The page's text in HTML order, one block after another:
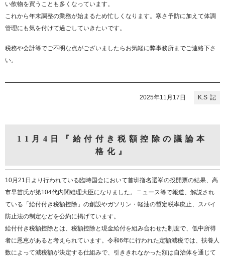
い飲物を買うことも多くなっています。
これから年末調整の業務が始まるため忙しくなります。寒さ予防に加えて体調
管理にも気を付けて過ごしていきたいです。
税務や会計等でご不明な点がございましたらお気軽に弊事務所までご連絡下さ
い。
K.S
2025年11月17日
11月4日『給付付き税額控除の議論本
格化』
10月21日より行われている臨時国会において首班指名選挙の投開票の結果、高
市早苗氏が第104代内閣総理大臣になりました。ニュース等で報道、解説され
ている「給付付き税額控除」の創設やガソリン・軽油の暫定税率廃止、スパイ
防止法の制定などを公約に掲げています。
給付付き税額控除とは、税額控除と現金給付を組み合わせた制度で、低中所得
者に恩恵があると考えられています。令和6年に行われた定額減税では、扶養人
数によって減税額が決定する仕組みで、引ききれなかった額は自治体を通じて